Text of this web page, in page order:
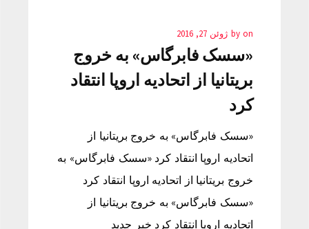
by on ژوئن 27, 2016
«سسک فابرگاس» به خروج
بریتانیا از اتحادیه اروپا انتقاد
کرد
«سسک فابرگاس» به خروج بریتانیا از
اتحادیه اروپا انتقاد کرد «سسک فابرگاس» به
خروج بریتانیا از اتحادیه اروپا انتقاد کرد
«سسک فابرگاس» به خروج بریتانیا از
اتحادیه اروپا انتقاد کرد خبر جدید